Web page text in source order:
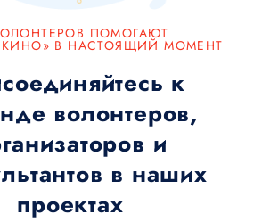
ПОМОГАЮТ
В НАСТОЯЩИЙ МОМЕНТ
к
волонтеров,
и
в наших
проектах